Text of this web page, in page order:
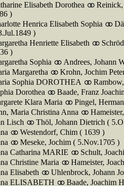
Elisabeth Dorothea
)
Henrica Elisabeth Sophia
)
Henriette Elisabeth
)
Sophia
Andrees, Johann
Margaretha
Krohn, Jochim
Sophia DOROTHEA
Dorothea
Baade, Franz
Klara Maria
Pingel,
Maria Christina Anna
Lisch
Thöl, Johann Dietrich (
Westendorf, Chim ( 1639 )
Meseke, Jochim ( 5.Nov.1705 )
Catharina MARIE
Schult,
Christine Maria
Hameister,
Elisabeth
Uhlenbrock, Johann
ELISABETH
Baade, Joachim